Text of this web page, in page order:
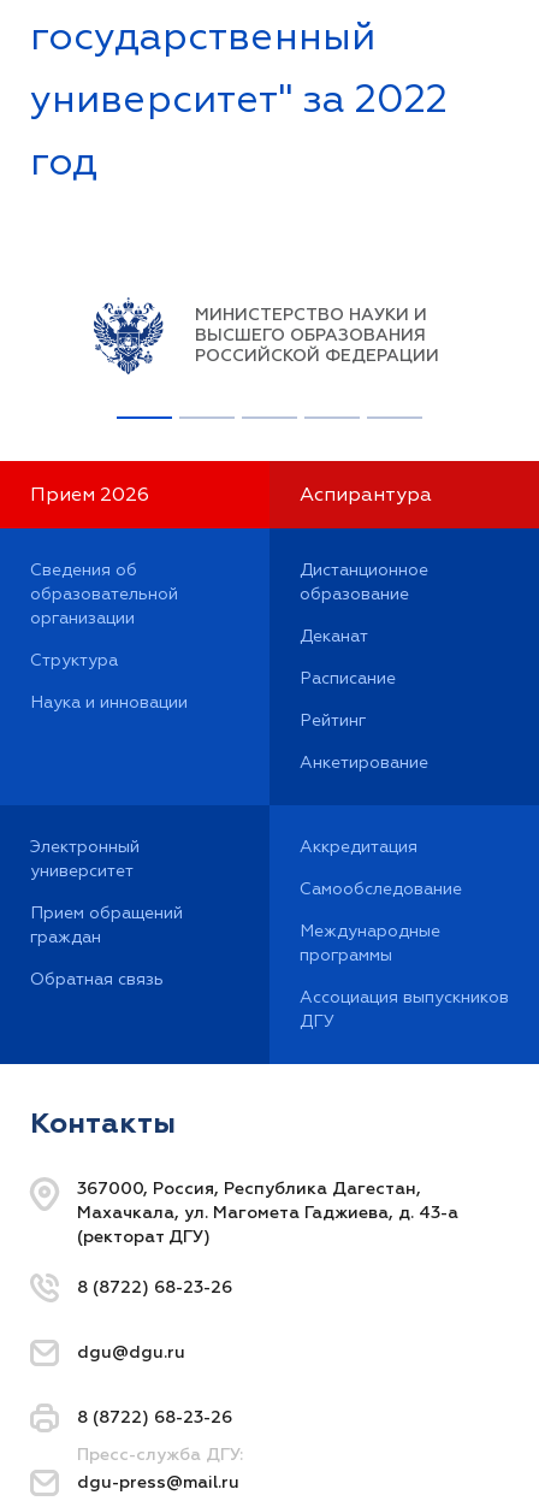
государственный
университет" за 2022
год
МИНИСТЕРСТВО НАУКИ И
ВЫСШЕГО ОБРАЗОВАНИЯ
РОССИЙСКОЙ ФЕДЕРАЦИИ
Сведения об
образовательной
организации
Структура
Наука и инновации
Дистанционное
образование
Деканат
Расписание
Рейтинг
Анкетирование
Электронный
университет
Прием обращений
граждан
Обратная связь
Аккредитация
Самообследование
Международные
программы
Ассоциация выпускников
ДГУ
Прием 2026 Аспирантура
Контакты
367000, Россия, Республика Дагестан,
Махачкала, ул. Магомета Гаджиева, д. 43-а
(ректорат ДГУ)
8 (8722) 68-23-26
dgu@dgu.ru
8 (8722) 68-23-26
Пресс-служба ДГУ:
dgu-press@mail.ru